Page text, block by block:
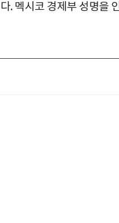
. 멕시코 경제부 성명을